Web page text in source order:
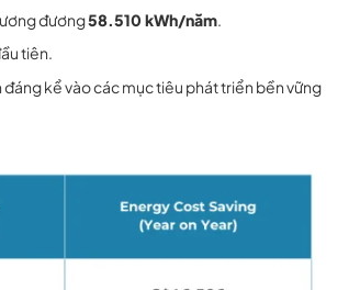
đương58.510 kWh/năm.
tiên.
đáng kể vào các mục tiêu phát triển bền vững